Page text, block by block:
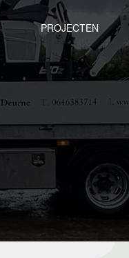
PROJECTEN